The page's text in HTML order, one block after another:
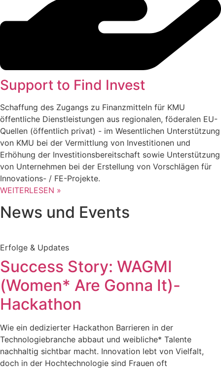
Support to Find Invest
Schaffung des Zugangs zu Finanzmitteln für KMU
öffentliche Dienstleistungen aus regionalen, föderalen EU-
Quellen (öffentlich privat) - im Wesentlichen Unterstützung
von KMU bei der Vermittlung von Investitionen und
Erhöhung der Investitionsbereitschaft sowie Unterstützung
von Unternehmen bei der Erstellung von Vorschlägen für
Innovations- / FE-Projekte.
WEITERLESEN »
News und Events
Erfolge & Updates
Success Story: WAGMI
(Women* Are Gonna It)-
Hackathon
Wie ein dedizierter Hackathon Barrieren in der
Technologiebranche abbaut und weibliche* Talente
nachhaltig sichtbar macht. Innovation lebt von Vielfalt,
doch in der Hochtechnologie sind Frauen oft